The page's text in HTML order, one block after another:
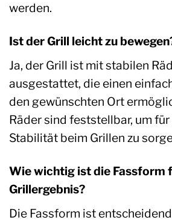
werden.
Ist der Grill leicht zu
Ja, der Grill ist mit stabilen
ausgestattet, die einen
den gewünschten Ort
Räder sind feststellbar, um
Stabilität beim Grillen zu
Wie wichtig ist die Fassform
Grillergebnis?
Die Fassform ist